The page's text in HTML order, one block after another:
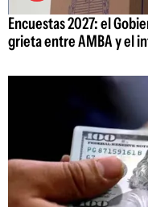
Encuestas 2027: el
grieta entre AMBA y el